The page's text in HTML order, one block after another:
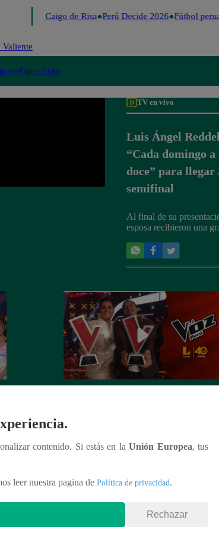
Me Caigo de Risa Perú Decide 2026 Fútbol
Valiente
Espectáculos
TV en vivo
Luis Ángel
“Cada domingo a
doce” para llegar
semifinal
Al final de su
esposa recibieron una
contenido. Si estás en laUnión Europea, tus
leer nuestra pagina de Política de privacidad.
Rechazar